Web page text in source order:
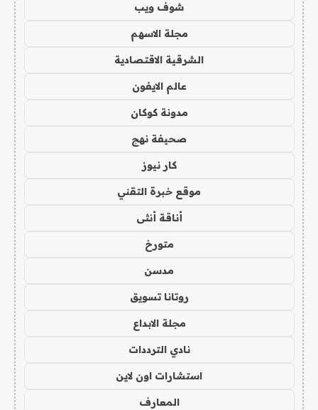
شوف ويب
مجلة الاسهم
الشرقية الاقتصادية
عالم الايفون
مدونة كوكان
صحيفة نهج
كار نيوز
موقع خبرة التقني
أناقة أنثى
متورخ
مدسن
روتانا تسويق
مجلة الابداع
نادي الترددات
استشارات اون لاين
المعارف